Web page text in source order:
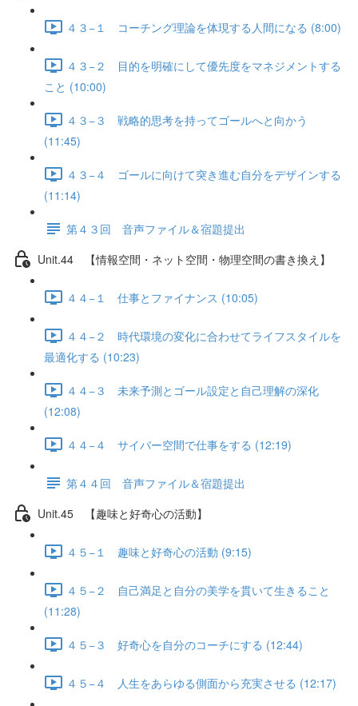
４３−１ コーチング理論を体現する人間になる (8:00)
４３−２ 目的を明確にして優先度をマネジメントする
こと (10:00)
４３−３ 戦略的思考を持ってゴールへと向かう
(11:45)
４３−４ ゴールに向けて突き進む自分をデザインする
(11:14)
第４３回 音声ファイル＆宿題提出
Unit.44 【情報空間・ネット空間・物理空間の書き換え】
４４−１ 仕事とファイナンス (10:05)
４４−２ 時代環境の変化に合わせてライフスタイルを
最適化する (10:23)
４４−３ 未来予測とゴール設定と自己理解の深化
(12:08)
４４−４ サイバー空間で仕事をする (12:19)
第４４回 音声ファイル＆宿題提出
Unit.45 【趣味と好奇心の活動】
４５−１ 趣味と好奇心の活動 (9:15)
４５−２ 自己満足と自分の美学を貫いて生きること
(11:28)
４５−３ 好奇心を自分のコーチにする (12:44)
４５−４ 人生をあらゆる側面から充実させる (12:17)